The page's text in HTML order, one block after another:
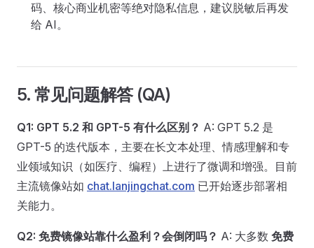
码、核心商业机密等绝对隐私信息，建议脱敏后再发
给 AI。
5. 常见问题解答 (QA)
Q1: GPT 5.2 和 GPT-5 有什么区别？ A: GPT 5.2 是
GPT-5 的迭代版本，主要在长文本处理、情感理解和专
业领域知识（如医疗、编程）上进行了微调和增强。目前
主流镜像站如 chat.lanjingchat.com 已开始逐步部署相
关能力。
Q2: 免费镜像站靠什么盈利？会倒闭吗？ A: 大多数 免费